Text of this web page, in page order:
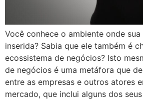
Você conhece o ambiente onde sua
inserida? Sabia que ele também é
ecossistema de negócios? Isto
de negócios é uma metáfora que
entre as empresas e outros atores
mercado, que inclui alguns dos